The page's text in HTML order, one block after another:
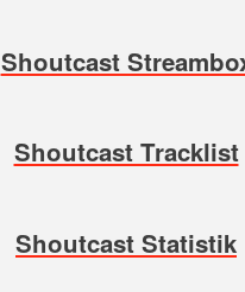
Shoutcast
Shoutcast Tracklist
Shoutcast Statistik